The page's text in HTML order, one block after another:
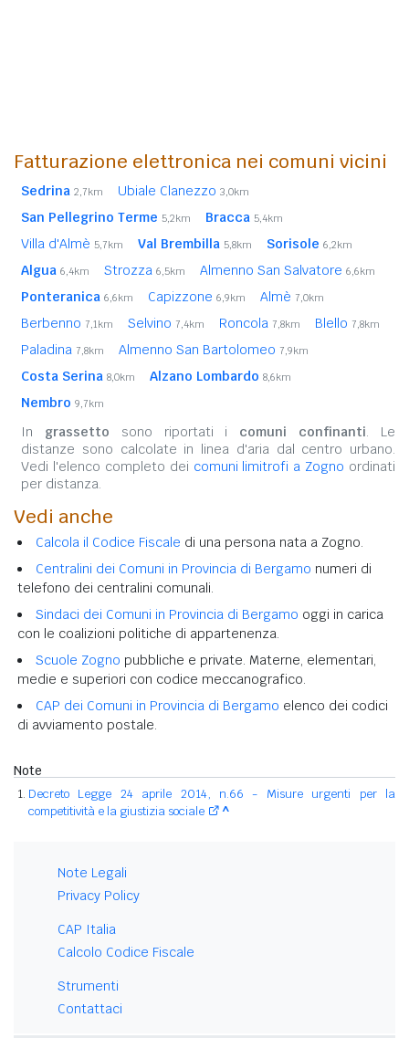
Fatturazione elettronica nei comuni vicini
Sedrina 2,7km Ubiale Clanezzo 3,0km
San Pellegrino Terme 5,2km Bracca 5,4km
Villa d'Almè 5,7km Val Brembilla 5,8km Sorisole 6,2km
Algua 6,4km Strozza 6,5km Almenno San Salvatore 6,6km
Ponteranica 6,6km Capizzone 6,9km Almè 7,0km
Berbenno 7,1km Selvino 7,4km Roncola 7,8km Blello 7,8km
Paladina 7,8km Almenno San Bartolomeo 7,9km
Costa Serina 8,0km Alzano Lombardo 8,6km
Nembro 9,7km
In grassetto sono riportati i comuni confinanti. Le
distanze sono calcolate in linea d'aria dal centro urbano.
Vedi l'elenco completo dei comuni limitrofi a Zogno ordinati
per distanza.
Vedi anche
Calcola il Codice Fiscale di una persona nata a Zogno.
Centralini dei Comuni in Provincia di Bergamo numeri di
telefono dei centralini comunali.
Sindaci dei Comuni in Provincia di Bergamo oggi in carica
con le coalizioni politiche di appartenenza.
Scuole Zogno pubbliche e private. Materne, elementari,
medie e superiori con codice meccanografico.
CAP dei Comuni in Provincia di Bergamo elenco dei codici
di avviamento postale.
Note
Decreto Legge 24 aprile 2014, n.66 - Misure urgenti per la
competitività e la giustizia sociale
^
Note Legali
Privacy Policy
CAP Italia
Calcolo Codice Fiscale
Strumenti
Contattaci